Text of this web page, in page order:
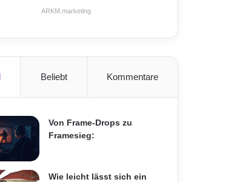
ARKM.marketing
Beliebt Kommentare
Von Frame-Drops zu
Framesieg:
Wie leicht lässt sich ein